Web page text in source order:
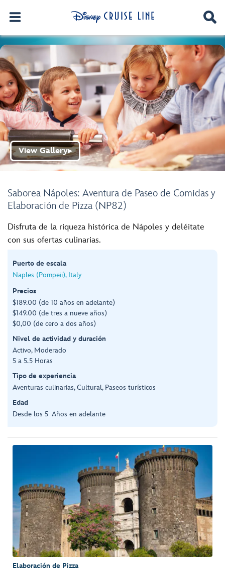
Saborea Nápoles: Aventura de Paseo de Comidas y
Elaboración de Pizza (NP82)
View Gallery▶
Disfruta de la riqueza histórica de Nápoles y deléitate
con sus ofertas culinarias.
Puerto de escala
Naples (Pompeii), Italy
Precios
$189.00 (de 10 años en adelante)
$149.00 (de tres a nueve años)
$0,00 (de cero a dos años)
Nivel de actividad y duración
Activo, Moderado
5 a 5.5 Horas
Tipo de experiencia
Aventuras culinarias, Cultural, Paseos turísticos
Edad
Desde los 5 Años en adelante
Elaboración de Pizza